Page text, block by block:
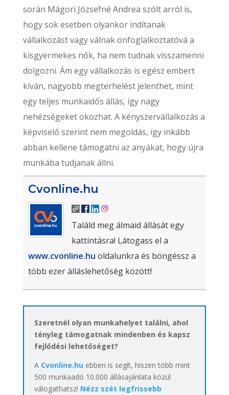
során Mágori Józsefné Andrea szólt arról is,
hogy sok esetben olyankor indítanak
vállalkozást vagy válnak önfoglalkoztatóvá a
kisgyermekes nők, ha nem tudnak visszamenni
dolgozni. Ám egy vállalkozás is egész embert
kíván, nagyobb megterhelést jelenthet, mint
egy teljes munkaidős állás, így nagy
nehézségeket okozhat. A kényszervállalkozás a
képviselő szerint nem megoldás, így inkább
abban kellene támogatni az anyákat, hogy újra
munkába tudjanak állni.
Cvonline.hu
Találd meg álmaid állását egy
kattintásra! Látogass el a
www.cvonline.hu oldalunkra és böngéssz a
több ezer álláslehetőség között!
Szeretnél olyan munkahelyet találni, ahol
tényleg támogatnak mindenben és kapsz
fejlődési lehetőséget?
A Cvonline.huebben is segít, hiszen több mint
500 munkaadó 10.000 állásajánlata közül
válogathatsz! Nézz szét legfrissebb